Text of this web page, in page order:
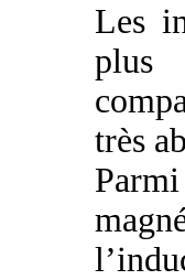
Les
plus
très